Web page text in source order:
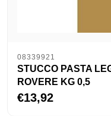
08339921
STUCCO PASTA
ROVERE KG 0,5
€13,92